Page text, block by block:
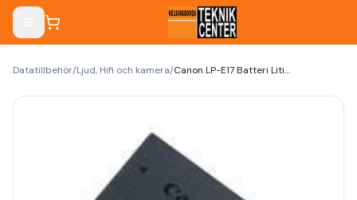
Datatillbehör/Ljud, Hifi och kamera/ Canon LP-E17 Batteri Litiumion 1040mAh